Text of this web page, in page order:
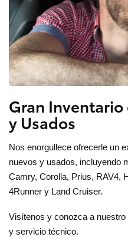
Gran
y Usados
Nos enorgullece ofrecerle un
nuevos y usados, incluyendo
Camry, Corolla, Prius, RAV4,
4Runner y Land Cruiser.
Visítenos y conozca a
y servicio técnico.